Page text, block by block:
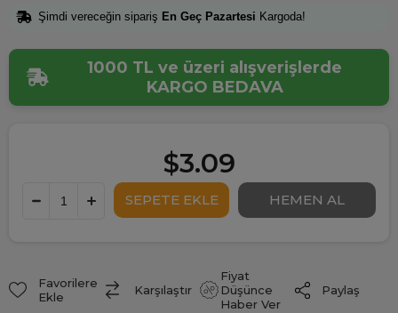
Şimdi vereceğin sipariş En Geç Pazartesi Kargoda!
1000 TL ve üzeri alışverişlerde
KARGO BEDAVA
$3.09
Favorilere
Ekle
Karşılaştır
Fiyat
Düşünce
Haber Ver
Paylaş